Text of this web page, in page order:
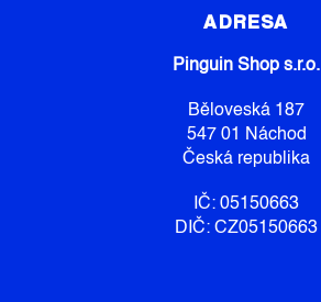
ADRESA
Pinguin Shop s.r.o.
Běloveská 187
547 01 Náchod
Česká republika
IČ: 05150663
DIČ: CZ05150663